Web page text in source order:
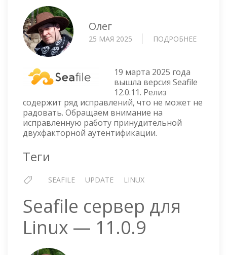
Олег
25 МАЯ 2025 ПОДРОБНЕЕ
LINUX
12.0.11
19 марта 2025 года
вышла версия Seafile
12.0.11. Релиз
содержит ряд исправлений, что не может не
радовать. Обращаем внимание на
исправленную работу принудительной
двухфакторной аутентификации.
Теги
SEAFILE UPDATE LINUX
Seafile сервер для
Linux — 11.0.9